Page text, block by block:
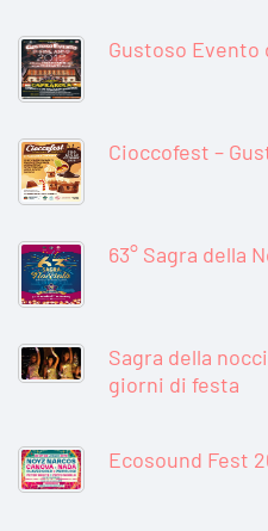
Gustoso Evento
Cioccofest –
63° Sagra della
Sagra della
giorni di festa
Ecosound Fest